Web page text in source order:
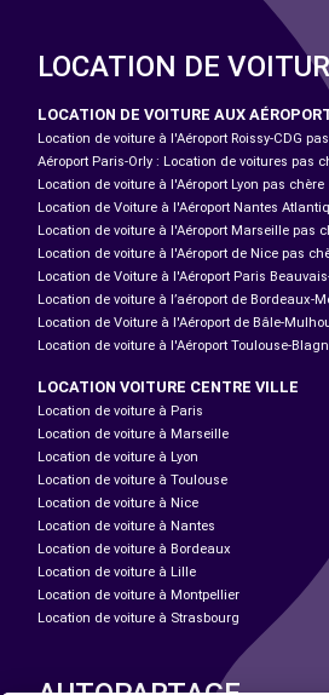
LOCATION DE
LOCATION DE VOITURE AUX
Location de voiture à l'Aéroport Roissy-CDG
Aéroport Paris-Orly : Location de voitures pas
Location de voiture à l'Aéroport Lyon pas chère
Location de Voiture à l'Aéroport Nantes
Location de voiture à l'Aéroport Marseille pas
Location de voiture à l'Aéroport de Nice pas
Location de Voiture à l'Aéroport Paris
Location de voiture à l’aéroport de Bordeaux-
Location de Voiture à l'Aéroport de Bâle-
Location de voiture à l'Aéroport Toulouse-
LOCATION VOITURE CENTRE VILLE
Location de voiture à Paris
Location de voiture à Marseille
Location de voiture à Lyon
Location de voiture à Toulouse
Location de voiture à Nice
Location de voiture à Nantes
Location de voiture à Bordeaux
Location de voiture à Lille
Location de voiture à Montpellier
Location de voiture à Strasbourg